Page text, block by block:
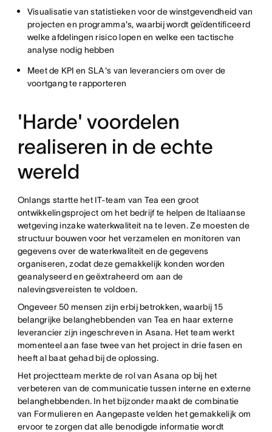
Visualisatie van statistieken voor de winstgevendheid van
projecten en programma's, waarbij wordt geïdentificeerd
welke afdelingen risico lopen en welke een tactische
analyse nodig hebben
Meet de KPI en SLA's van leveranciers om over de
voortgang te rapporteren
'Harde' voordelen
realiseren in de echte
wereld
Onlangs startte het IT-team van Tea een groot
ontwikkelingsproject om het bedrijf te helpen de Italiaanse
wetgeving inzake waterkwaliteit na te leven. Ze moesten de
structuur bouwen voor het verzamelen en monitoren van
gegevens over de waterkwaliteit en de gegevens
organiseren, zodat deze gemakkelijk konden worden
geanalyseerd en geëxtraheerd om aan de
nalevingsvereisten te voldoen.
Ongeveer 50 mensen zijn erbij betrokken, waarbij 15
belangrijke belanghebbenden van Tea en haar externe
leverancier zijn ingeschreven in Asana. Het team werkt
momenteel aan fase twee van het project in drie fasen en
heeft al baat gehad bij de oplossing.
Het projectteam merkte de rol van Asana op bij het
verbeteren van de communicatie tussen interne en externe
belanghebbenden. In het bijzonder maakt de combinatie
van Formulieren en Aangepaste velden het gemakkelijk om
ervoor te zorgen dat alle benodigde informatie wordt